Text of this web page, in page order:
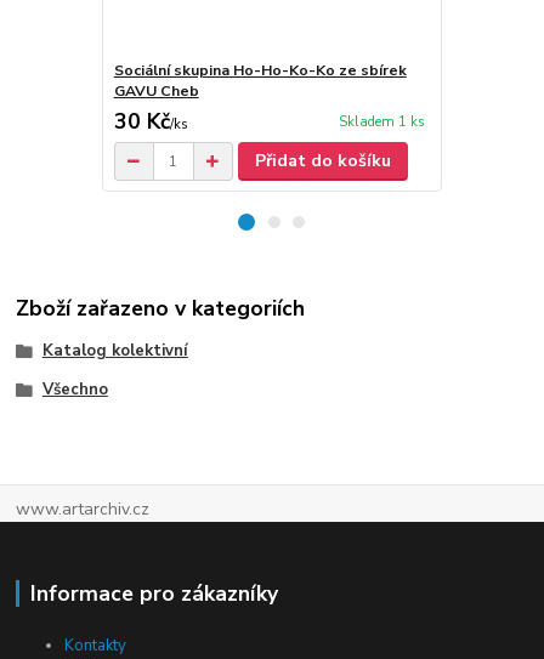
Sociální skupina Ho-Ho-Ko-Ko ze sbírek
GAVU Cheb
30 Kč/ks Skladem 1 ks
Přidat do košíku
Zboží zařazeno v kategoriích
Katalog kolektivní
Všechno
www.artarchiv.cz
Informace pro zákazníky
Kontakty